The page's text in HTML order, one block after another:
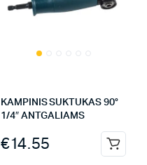
KAMPINIS SUKTUKAS 90°
1/4″ ANTGALIAMS
€14.55